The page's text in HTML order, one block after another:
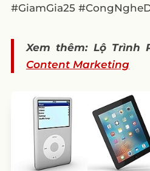
#GiamGia25
Xem thêm: Lộ Trình
Content Marketing